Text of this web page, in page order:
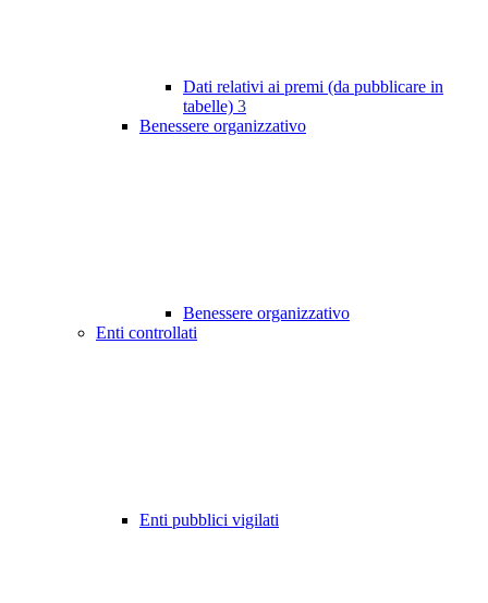
Dati relativi ai premi (da pubblicare in
tabelle) 3
Benessere organizzativo
Benessere organizzativo
Enti controllati
Enti pubblici vigilati